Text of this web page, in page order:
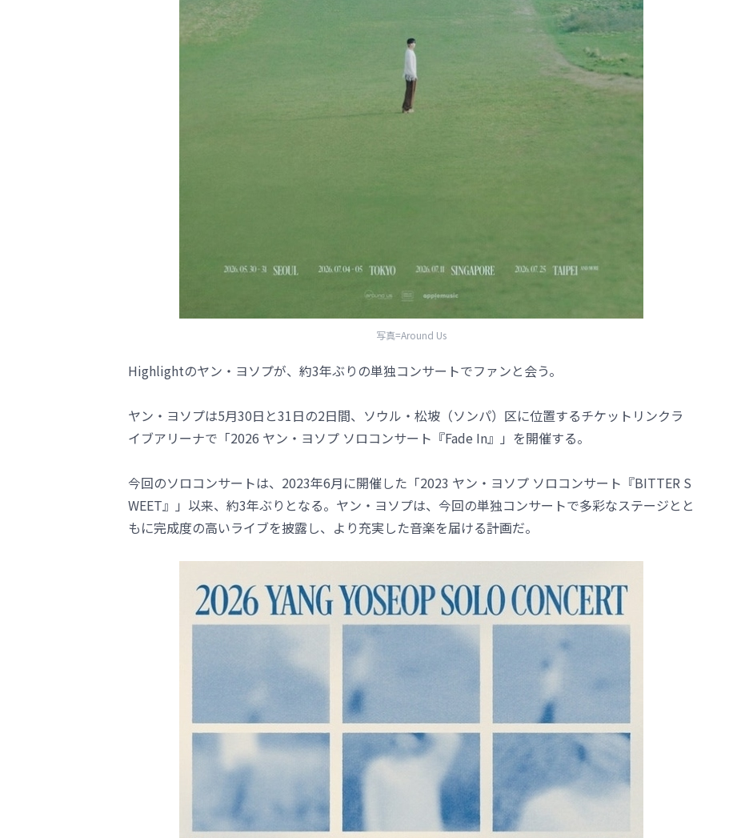
写真=Around Us
Highlightのヤン・ヨソプが、約3年ぶりの単独コンサートでファンと会う。
ヤン・ヨソプは5月30日と31日の2日間、ソウル・松坡（ソンパ）区に位置するチケットリンクラ
イブアリーナで「2026 ヤン・ヨソプ ソロコンサート『Fade In』」を開催する。
今回のソロコンサートは、2023年6月に開催した「2023 ヤン・ヨソプ ソロコンサート『BITTER S
WEET』」以来、約3年ぶりとなる。ヤン・ヨソプは、今回の単独コンサートで多彩なステージとと
もに完成度の高いライブを披露し、より充実した音楽を届ける計画だ。